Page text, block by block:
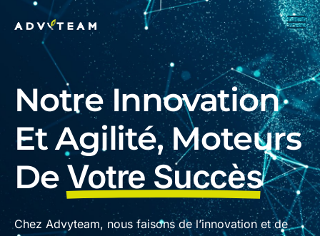
Notre Innovation
Et Agilité, Moteurs
De Votre Succès
Chez Advyteam, nous faisons de l’innovation et de